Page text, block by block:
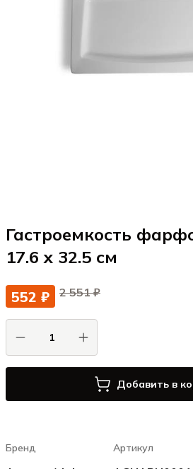
Гастроемкость
17.6 x 32.5 см
552 ₽ 2 551 ₽
Добавить в
Бренд Артикул